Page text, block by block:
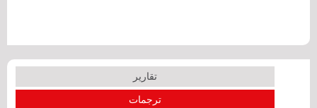
تقارير
ترجمات